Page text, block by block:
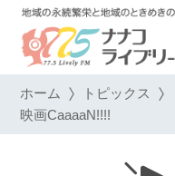
ホーム トピックス
映画CaaaaN!!!!